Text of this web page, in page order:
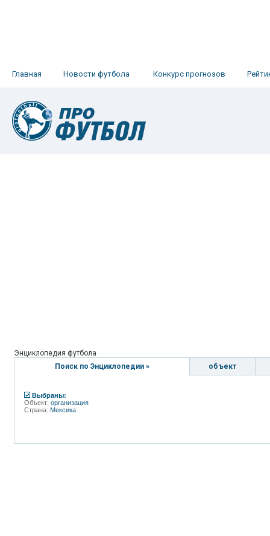
Главная Новости футбола Конкурс прогнозов
Энциклопедия футбола
Поиск по Энциклопедии »
объект
Выбраны:
Объект: организация
Страна: Мексика